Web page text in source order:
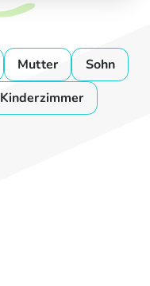
Mutter
Sohn
Kinderzimmer